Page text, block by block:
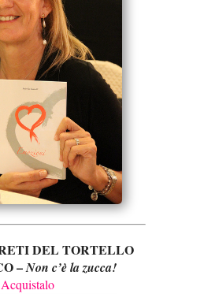
DEL TORTELLO
–Non c’è la zucca!
Acquistalo